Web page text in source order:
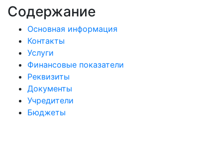
Содержание
Основная информация
Контакты
Услуги
Финансовые показатели
Реквизиты
Документы
Учредители
Бюджеты